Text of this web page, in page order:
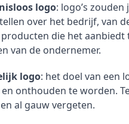
logo: logo’s zouden
over het bedrijf, van
die het aanbiedt
van de ondernemer.
logo: het doel van een
onthouden te worden.
al gauw vergeten.